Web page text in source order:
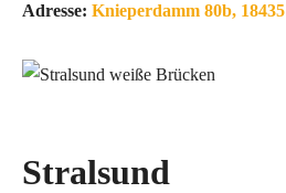
Adresse: Knieperdamm 80b,
Stralsund